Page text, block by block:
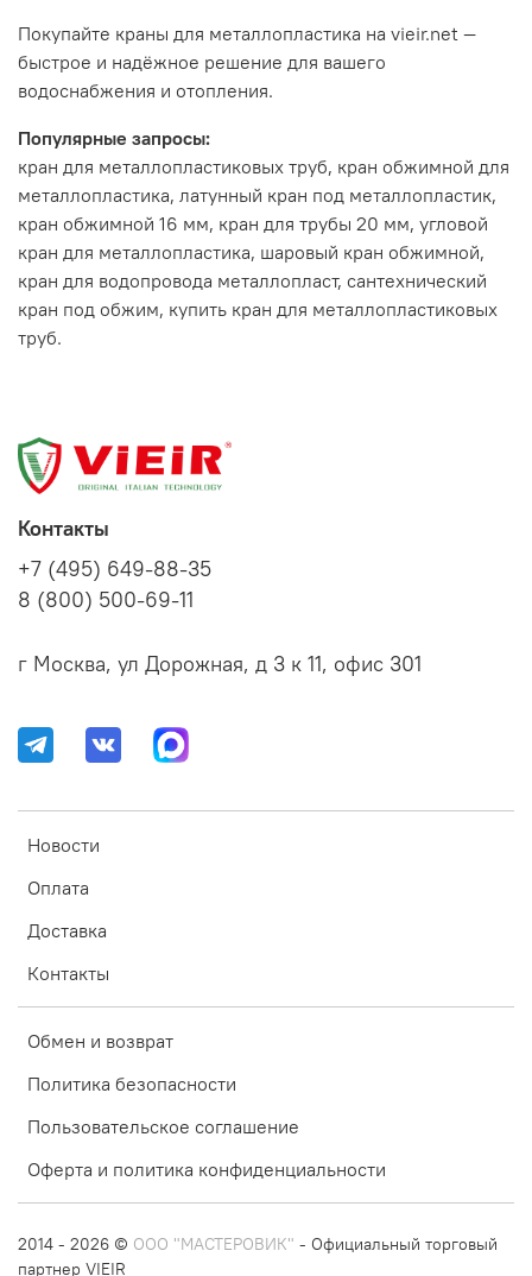
Покупайте краны для металлопластика на vieir.net —
быстрое и надёжное решение для вашего
водоснабжения и отопления.
Популярные запросы:
кран для металлопластиковых труб, кран обжимной для
металлопластика, латунный кран под металлопластик,
кран обжимной 16 мм, кран для трубы 20 мм, угловой
кран для металлопластика, шаровый кран обжимной,
кран для водопровода металлопласт, сантехнический
кран под обжим, купить кран для металлопластиковых
труб.
Новости
Оплата
Доставка
Контакты
Обмен и возврат
Политика безопасности
Пользовательское соглашение
Оферта и политика конфиденциальности
Контакты
+7 (495) 649-88-35
8 (800) 500-69-11
г Москва, ул Дорожная, д 3 к 11, офис 301
2014 - 2026 © ООО "МАСТЕРОВИК" - Официальный торговый
партнер VIEIR